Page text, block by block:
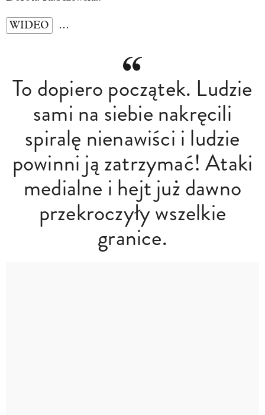
WIDEO …
To dopiero początek. Ludzie
sami na siebie nakręcili
spiralę nienawiści i ludzie
powinni ją zatrzymać! Ataki
medialne i hejt już dawno
przekroczyły wszelkie
granice.